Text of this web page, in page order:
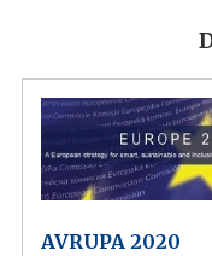
AVRUPA 2020